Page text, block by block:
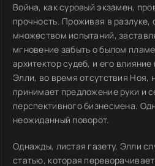
Война, как суровый экзамен,
прочность. Проживая в разлуке,
множеством испытаний,
мгновение забыть о былом
архитектор судеб, и его
Элли, во время отсутствия Ноя,
принимает предложение руки и
перспективного бизнесмена.
неожиданный поворот.
Однажды, листая газету, Элли
статью, которая